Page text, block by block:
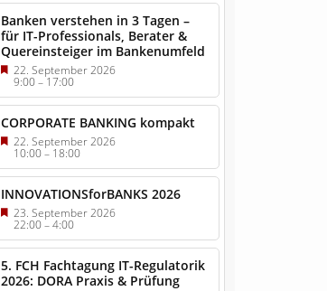
Banken verstehen in 3 Tagen –
für IT-Professionals, Berater &
Quereinsteiger im Bankenumfeld
22. September 2026
9:00–17:00
CORPORATE BANKING kompakt
22. September 2026
10:00– 18:00
INNOVATIONSforBANKS 2026
23. September 2026
22:00–4:00
5. FCH Fachtagung IT-Regulatorik
2026: DORA Praxis & Prüfung